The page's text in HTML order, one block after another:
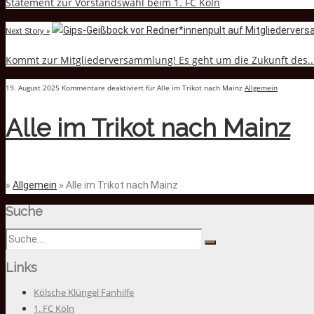
Next Story »
Kommt zur Mitgliederversammlung! Es geht um die Zukunft
19. August 2025 Kommentare deaktiviert für Alle im Trikot nach Mainz Allgemein
Alle im Trikot nach Mainz
» Allgemein » Alle im Trikot nach Mainz
Suche
Links
Kölsche Klüngel Fanhilfe
1. FC Köln